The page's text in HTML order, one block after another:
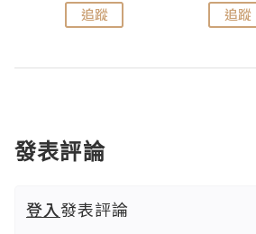
追蹤 追蹤
發表評論
登入發表評論